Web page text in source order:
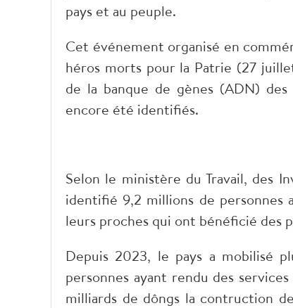
pays et au peuple.
Cet événement organisé en
héros morts pour la Patrie (27
de la banque de gènes (ADN)
encore été identifiés.
Selon le ministère du Travail, des
identifié 9,2 millions de
leurs proches qui ont bénéficié des
Depuis 2023, le pays a mobilisé
personnes ayant rendu des
milliards de dôngs la contruction